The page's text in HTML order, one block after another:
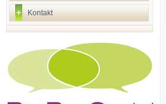
Kontakt